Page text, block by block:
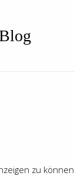
zu können.